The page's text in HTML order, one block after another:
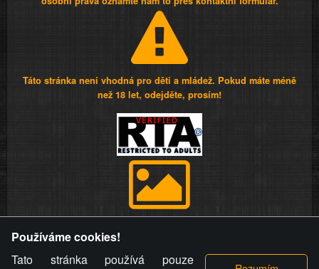
Táto stránka není vhodná pro děti a mládež. Pokud máte méně
než 18 let, odejděte, prosím!
videa a komentáře. Osoba, které se toto opatření provozovatele
stránky týče, ani osoba, která umístila fotografii nebo video na
Používáme cookies!
Tato stránka používá pouze